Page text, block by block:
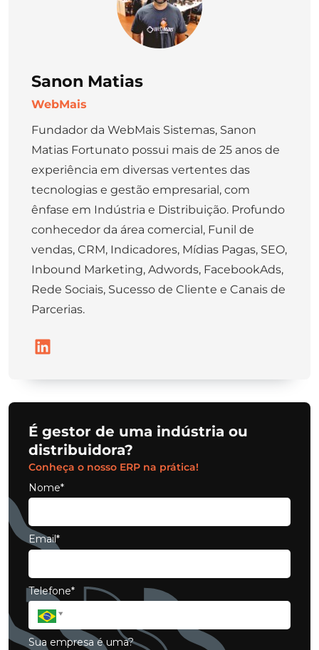
Sanon Matias
WebMais
Fundador da WebMais Sistemas, Sanon
Matias Fortunato possui mais de 25 anos de
experiência em diversas vertentes das
tecnologias e gestão empresarial, com
ênfase em Indústria e Distribuição. Profundo
conhecedor da área comercial, Funil de
vendas, CRM, Indicadores, Mídias Pagas, SEO,
Inbound Marketing, Adwords, FacebookAds,
Rede Sociais, Sucesso de Cliente e Canais de
Parcerias.
É gestor de uma indústria ou
distribuidora?
Conheça o nosso ERP na prática!
Nome*
Email*
Telefone*
Sua empresa é uma?